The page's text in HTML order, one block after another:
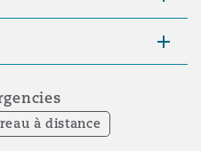
à distance